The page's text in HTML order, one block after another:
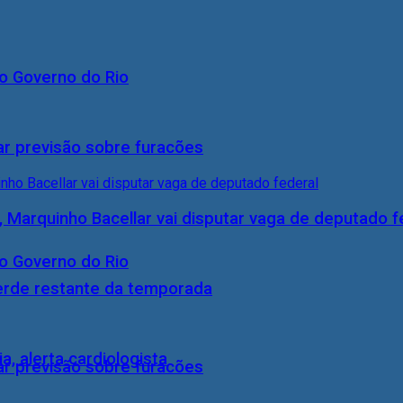
Governo do Rio
previsão sobre furacões
Governo do Rio
previsão sobre furacões
Bacellar vai disputar vaga de deputado
restante da temporada
alerta cardiologista